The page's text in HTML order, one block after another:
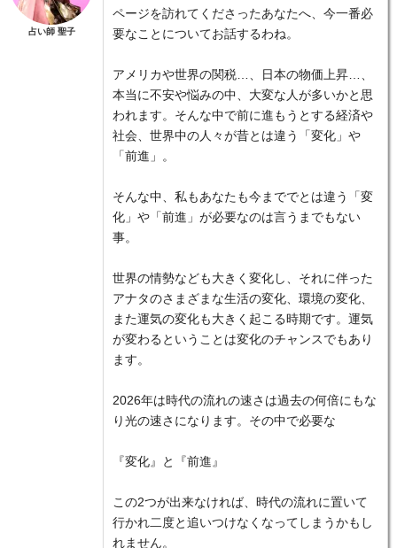
占い師 聖子
ページを訪れてくださったあなたへ、今一番必
要なことについてお話するわね。
アメリカや世界の関税…、日本の物価上昇…、
本当に不安や悩みの中、大変な人が多いかと思
われます。そんな中で前に進もうとする経済や
社会、世界中の人々が昔とは違う「変化」や
「前進」。
そんな中、私もあなたも今まででとは違う「変
化」や「前進」が必要なのは言うまでもない
事。
世界の情勢なども大きく変化し、それに伴った
アナタのさまざまな生活の変化、環境の変化、
また運気の変化も大きく起こる時期です。運気
が変わるということは変化のチャンスでもあり
ます。
2026年は時代の流れの速さは過去の何倍にもな
り光の速さになります。その中で必要な
『変化』と『前進』
この2つが出来なければ、時代の流れに置いて
行かれ二度と追いつけなくなってしまうかもし
れません。